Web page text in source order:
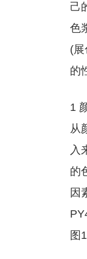
己
色
(
的
1
从
入
的
因
图